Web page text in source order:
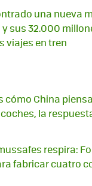
una nueva
sus 32.000
viajes en tren
cómo China
la
respira:
fabricar cuatro